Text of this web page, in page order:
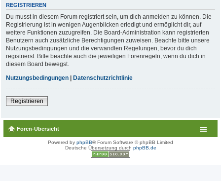
REGISTRIEREN
Du musst in diesem Forum registriert sein, um dich anmelden zu können. Die
Registrierung ist in wenigen Augenblicken erledigt und ermöglicht dir, auf
weitere Funktionen zuzugreifen. Die Board-Administration kann registrierten
Benutzern auch zusätzliche Berechtigungen zuweisen. Beachte bitte unsere
Nutzungsbedingungen und die verwandten Regelungen, bevor du dich
registrierst. Bitte beachte auch die jeweiligen Forenregeln, wenn du dich in
diesem Board bewegst.
Nutzungsbedingungen | Datenschutzrichtlinie
Registrieren
Foren-Übersicht
Powered by phpBB® Forum Software © phpBB Limited
Deutsche Übersetzung durch phpBB.de